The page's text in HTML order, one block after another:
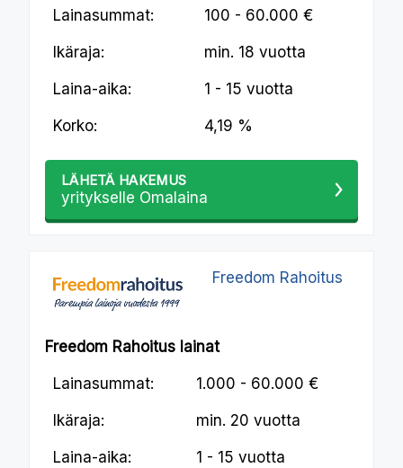
Lainasummat: 100 - 60.000 €
Ikäraja: min. 18 vuotta
Laina-aika: 1 - 15 vuotta
Korko: 4,19 %
LÄHETÄ HAKEMUS
yritykselle Omalaina
Freedom Rahoitus
Freedom Rahoitus lainat
Lainasummat: 1.000 - 60.000 €
Ikäraja: min. 20 vuotta
Laina-aika: 1 - 15 vuotta